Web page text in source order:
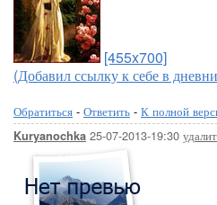
[455x700]
(Добавил ссылку к себе в
Обратиться - Ответить - К полной
Kuryanochka 25-07-2013-19:30